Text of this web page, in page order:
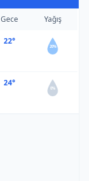
Gece Yağış
22°
20%
24°
0%